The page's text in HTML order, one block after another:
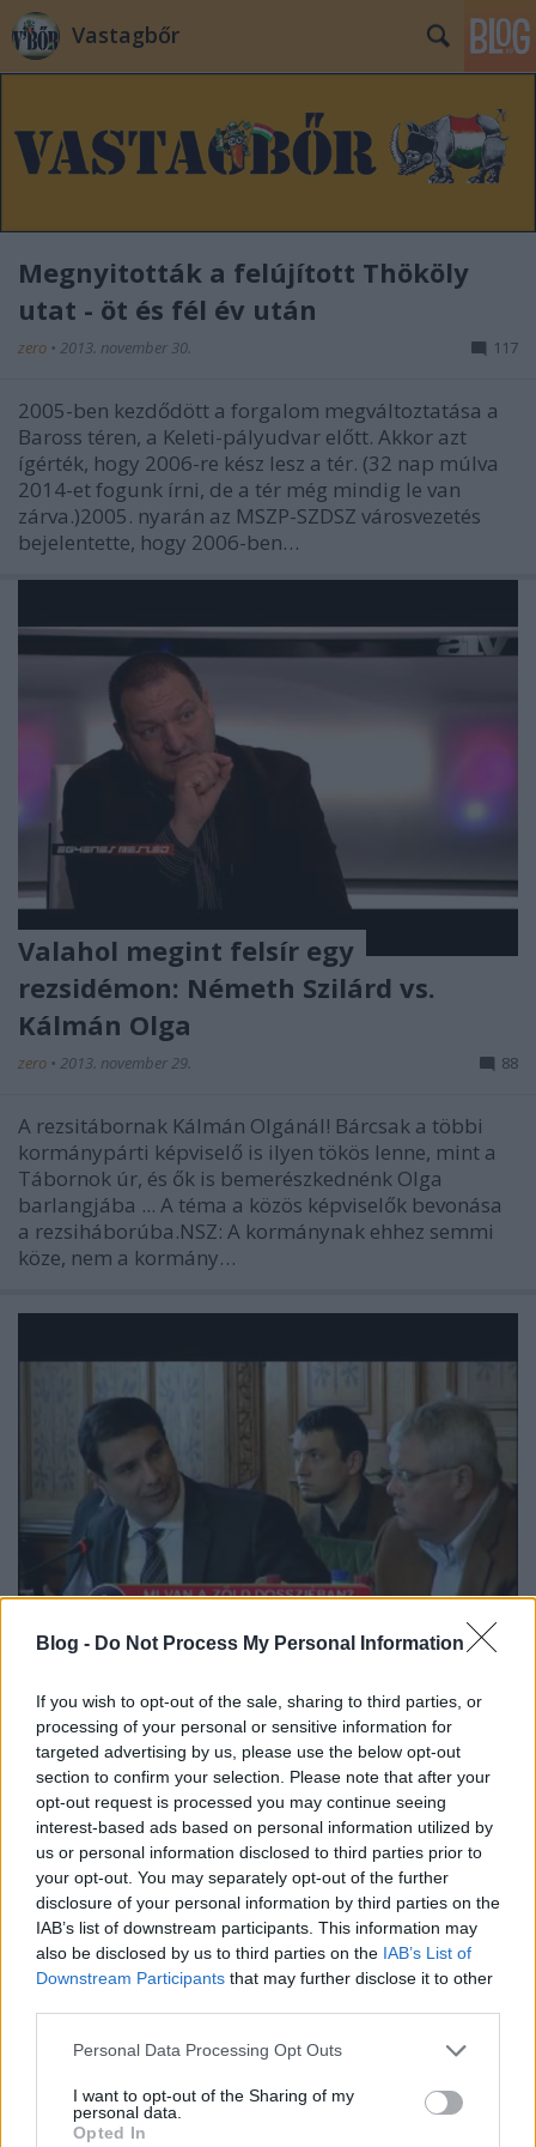
Blog - Do Not Process My Personal Information
If you wish to opt-out of the sale, sharing to third parties, or
processing of your personal or sensitive information for
targeted advertising by us, please use the below opt-out
section to confirm your selection. Please note that after your
opt-out request is processed you may continue seeing
interest-based ads based on personal information utilized by
us or personal information disclosed to third parties prior to
your opt-out. You may separately opt-out of the further
disclosure of your personal information by third parties on the
IAB’s list of downstream participants. This information may
also be disclosed by us to third parties on the IAB’s List of
Downstream Participants that may further disclose it to other
Please note that this website/app uses one or more Google
not limited to your visit or usage behaviour. You may click to
grant or deny consent to Google and its third-party tags to
Personal Data Processing Opt Outs
I want to opt-out of the Sharing of my
personal data.
Opted In
Vastagbőr
Megnyitották a felújított Thököly
utat - öt és fél év után
zero • 2013. november 30. 117
2005-ben kezdődött a forgalom megváltoztatása a
Baross téren, a Keleti-pályudvar előtt. Akkor azt
ígérték, hogy 2006-re kész lesz a tér. (32 nap múlva
2014-et fogunk írni, de a tér még mindig le van
zárva.)2005. nyarán az MSZP-SZDSZ városvezetés
bejelentette, hogy 2006-ben…
Valahol megint felsír egy
rezsidémon: Németh Szilárd vs.
Kálmán Olga
zero • 2013. november 29. 88
A rezsitábornak Kálmán Olgánál! Bárcsak a többi
kormánypárti képviselő is ilyen tökös lenne, mint a
Tábornok úr, és ők is bemerészkednénk Olga
barlangjába ... A téma a közös képviselők bevonása
a rezsiháborúba.NSZ: A kormánynak ehhez semmi
köze, nem a kormány…
ügyben?
zero•2013. november 28.
Nehéz higgadt maradni azok után, amit Mesterházy
Attila tegnap művelt. Természetesen az áfacsalás-
ügyről van szó. Horváth András szerint 1000 milliárd
áfát csalnak el, és 700 milliárd áfát igényelnek vissza
jogtalanul. Összesen az 1700 milliárd. Évente.
Nézzük meg, hogy…
Autópályaépítők nagykoalíciója
Abony és Fegyvernek között
2013. november 27.